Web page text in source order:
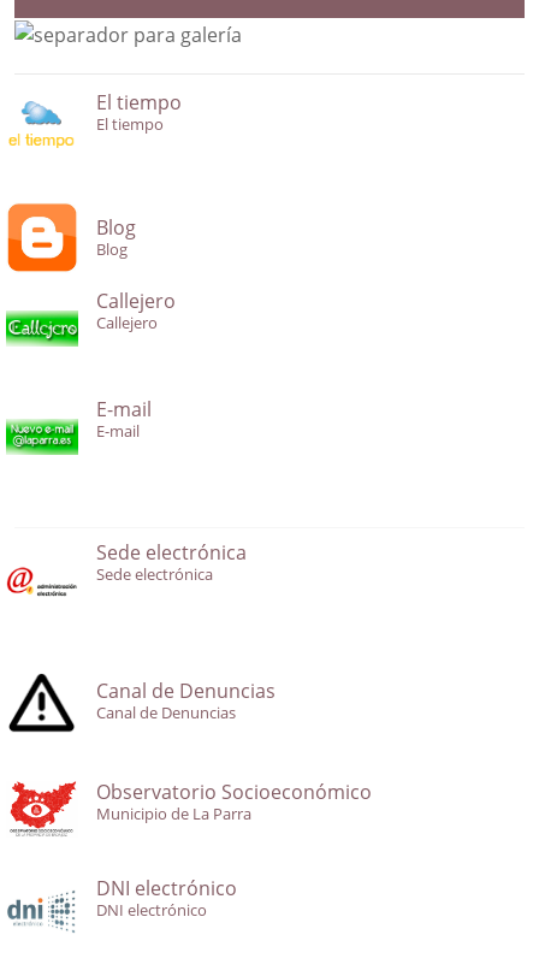
El tiempo
El tiempo
Blog
Blog
Callejero
Callejero
E-mail
E-mail
Sede electrónica
Sede electrónica
Canal de Denuncias
Canal de Denuncias
Observatorio Socioeconómico
Municipio de La Parra
DNI electrónico
DNI electrónico